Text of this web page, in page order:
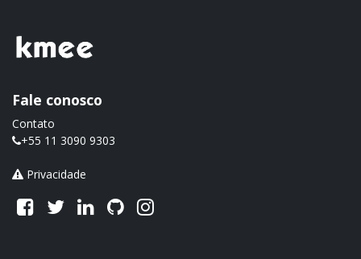
Fale conosco
Contato
+55 11 3090 9303
Privacidade